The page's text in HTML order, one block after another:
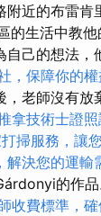
近的布雷肯
生活中教他
己的想法，
，保障你的權
，老師沒有
拿技術士證照
掃服務，讓
解決您的運輸
的作品
收費標準，